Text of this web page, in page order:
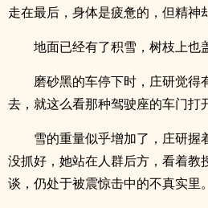
走在最后，身体是疲惫的，但精神
地面已经有了积雪，树枝上也
磨砂黑的车停下时，庄研觉得
去，就这么看那种驾驶座的车门打
雪的重量似乎增加了，庄研握
没抓好，她站在人群后方，看着教
谈，仍处于被震惊击中的不真实里。